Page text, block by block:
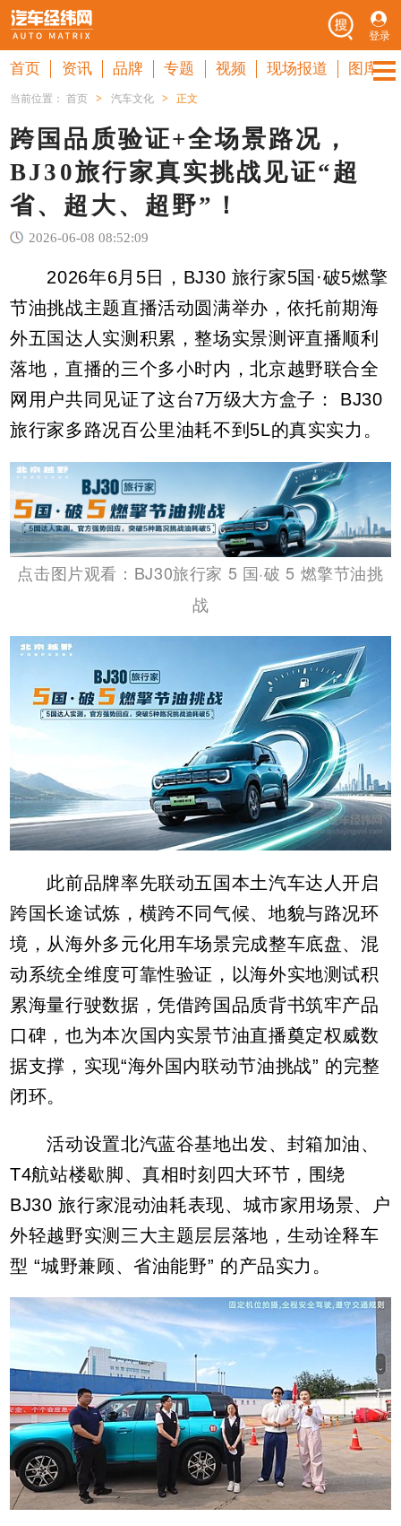
登录
首页 资讯 品牌 专题 视频 现场报道 图库
当前位置：首页 > 汽车文化 > 正文
跨国品质验证+全场景路况，
BJ30旅行家真实挑战见证“超
省、超大、超野”！
2026-06-08 08:52:09
2026年6月5日，BJ30 旅行家5国·破5燃擎
节油挑战主题直播活动圆满举办，依托前期海
外五国达人实测积累，整场实景测评直播顺利
落地，直播的三个多小时内，北京越野联合全
网用户共同见证了这台7万级大方盒子： BJ30
旅行家多路况百公里油耗不到5L的真实实力。
点击图片观看：BJ30旅行家 5 国·破 5 燃擎节油挑
战
此前品牌率先联动五国本土汽车达人开启
跨国长途试炼，横跨不同气候、地貌与路况环
境，从海外多元化用车场景完成整车底盘、混
动系统全维度可靠性验证，以海外实地测试积
累海量行驶数据，凭借跨国品质背书筑牢产品
口碑，也为本次国内实景节油直播奠定权威数
据支撑，实现“海外国内联动节油挑战” 的完整
闭环。
活动设置北汽蓝谷基地出发、封箱加油、
T4航站楼歇脚、真相时刻四大环节，围绕
BJ30 旅行家混动油耗表现、城市家用场景、户
外轻越野实测三大主题层层落地，生动诠释车
型 “城野兼顾、省油能野” 的产品实力。